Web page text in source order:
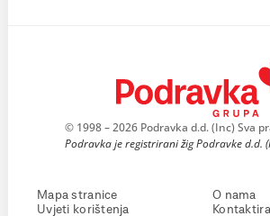
© 1998 – 2026 Podravka d.d. (Inc) Sva
Podravka je registrirani žig Podravke d.d.
Mapa stranice
Uvjeti korištenja
O nama